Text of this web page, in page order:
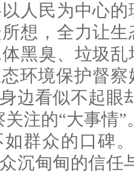
民为中心的
想，全力让
黑臭、垃圾
环境保护督察
边看似不起眼
注的“大事情”
众的口碑。
沉甸甸的信任